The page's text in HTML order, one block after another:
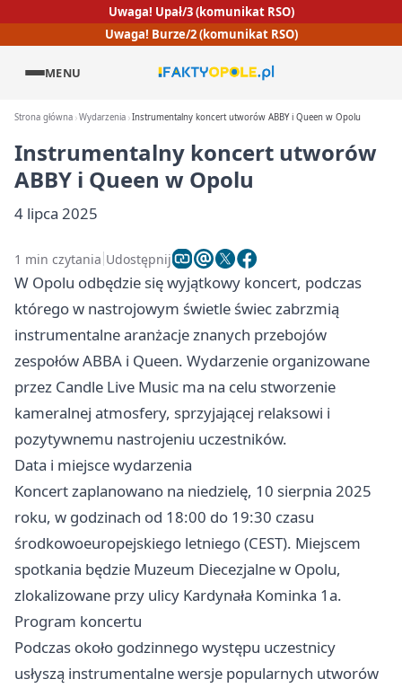
Uwaga! Upał/3 (komunikat RSO)
Uwaga! Burze/2 (komunikat RSO)
MENU
Strona główna Wydarzenia Instrumentalny koncert utworów ABBY i Queen w Opolu
Instrumentalny koncert utworów
ABBY i Queen w Opolu
4 lipca 2025
1 min czytania Udostępnij
W Opolu odbędzie się wyjątkowy koncert, podczas
którego w nastrojowym świetle świec zabrzmią
instrumentalne aranżacje znanych przebojów
zespołów ABBA i Queen. Wydarzenie organizowane
przez Candle Live Music ma na celu stworzenie
kameralnej atmosfery, sprzyjającej relaksowi i
pozytywnemu nastrojeniu uczestników.
Data i miejsce wydarzenia
Koncert zaplanowano na niedzielę, 10 sierpnia 2025
roku, w godzinach od 18:00 do 19:30 czasu
środkowoeuropejskiego letniego (CEST). Miejscem
spotkania będzie Muzeum Diecezjalne w Opolu,
zlokalizowane przy ulicy Kardynała Kominka 1a.
Program koncertu
Podczas około godzinnego występu uczestnicy
usłyszą instrumentalne wersje popularnych utworów